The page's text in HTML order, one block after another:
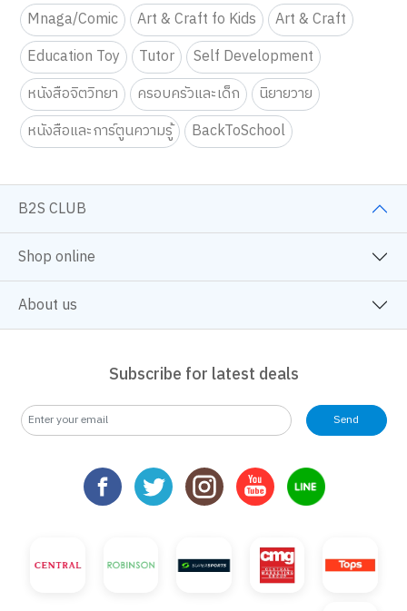
Mnaga/Comic
Art & Craft fo Kids
Art & Craft
Education Toy
Tutor
Self Development
หนังสือจิตวิทยา
ครอบครัวและเด็ก
นิยายวาย
หนังสือและการ์ตูนความรู้
BackToSchool
B2S CLUB
Shop online
About us
Subscribe for latest deals
Send